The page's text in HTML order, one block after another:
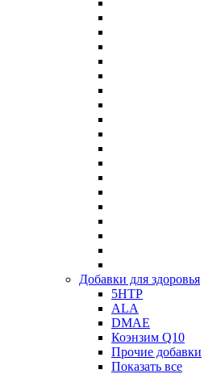
Добавки для здоровья
5HTP
ALA
DMAE
Коэнзим Q10
Прочие добавки
Показать все